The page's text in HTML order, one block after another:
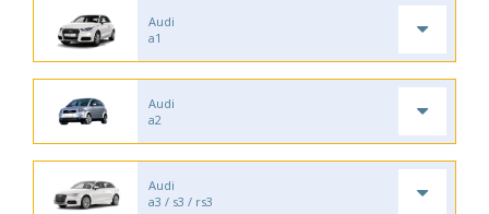
Audi
a1
Audi
a2
Audi
a3 / s3 / rs3